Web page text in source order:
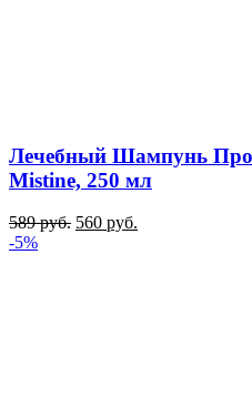
Лечебный Шампунь
Mistine, 250 мл
589руб. 560 руб.
-5%